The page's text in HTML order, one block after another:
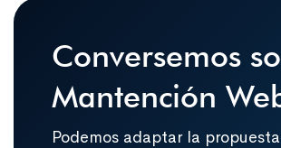
Conversemos
Mantención
Podemos adaptar la